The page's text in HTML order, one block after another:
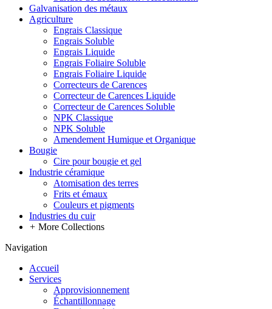
Galvanisation des métaux
Agriculture
Engrais Classique
Engrais Soluble
Engrais Liquide
Engrais Foliaire Soluble
Engrais Foliaire Liquide
Correcteurs de Carences
Correcteur de Carences Liquide
Correcteur de Carences Soluble
NPK Classique
NPK Soluble
Amendement Humique et Organique
Bougie
Cire pour bougie et gel
Industrie céramique
Atomisation des terres
Frits et émaux
Couleurs et pigments
Industries du cuir
+ More Collections
Navigation
Accueil
Services
Approvisionnement
Échantillonnage